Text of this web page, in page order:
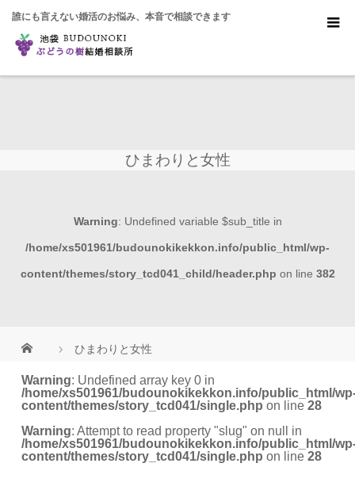
誰にも言えない婚活のお悩み、本音で相談できます
ひまわりと女性
Warning: Undefined variable $sub_title in
/home/xs501961/budounokikekkon.info/public_html/wp-
content/themes/story_tcd041_child/header.php on line 382
ひまわりと女性
Warning: Undefined array key 0 in
/home/xs501961/budounokikekkon.info/public_html/
content/themes/story_tcd041/single.php on line28
Warning: Attempt to read property "slug" on null in
/home/xs501961/budounokikekkon.info/public_html/
content/themes/story_tcd041/single.php on line28